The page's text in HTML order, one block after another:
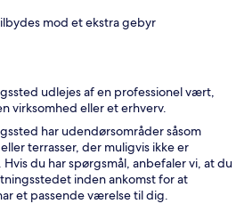
mod et ekstra gebyr
udlejes af en professionel vært,
virksomhed eller et erhverv.
har udendørsområder såsom
terrasser, der muligvis ikke er
du har spørgsmål, anbefaler vi, at du
inden ankomst for at
et passende værelse til dig.